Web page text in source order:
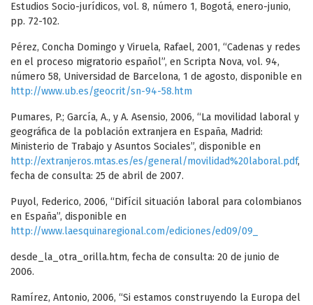
Estudios Socio-jurídicos, vol. 8, número 1, Bogotá, enero-junio,
pp. 72-102.
Pérez, Concha Domingo y Viruela, Rafael, 2001, “Cadenas y redes
en el proceso migratorio español”, en Scripta Nova, vol. 94,
número 58, Universidad de Barcelona, 1 de agosto, disponible en
http://www.ub.es/geocrit/sn-94-58.htm
Pumares, P.; García, A., y A. Asensio, 2006, “La movilidad laboral y
geográfica de la población extranjera en España, Madrid:
Ministerio de Trabajo y Asuntos Sociales”, disponible en
http://extranjeros.mtas.es/es/general/movilidad%20laboral.pdf,
fecha de consulta: 25 de abril de 2007.
Puyol, Federico, 2006, “Difícil situación laboral para colombianos
en España”, disponible en
http://www.laesquinaregional.com/ediciones/ed09/09_
desde_la_otra_orilla.htm, fecha de consulta: 20 de junio de
2006.
Ramírez, Antonio, 2006, “Si estamos construyendo la Europa del